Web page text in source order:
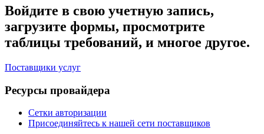
Войдите в свою учетную запись,
загрузите формы, просмотрите
таблицы требований, и многое другое.
Поставщики услуг
Ресурсы провайдера
Сетки авторизации
Присоединяйтесь к нашей сети поставщиков